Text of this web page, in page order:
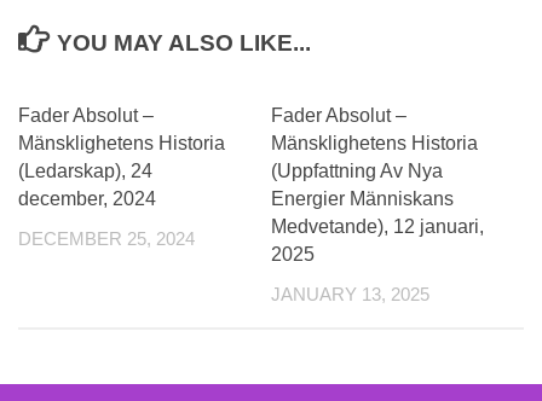
YOU MAY ALSO LIKE...
Fader Absolut –
Mänsklighetens Historia
(Ledarskap), 24
december, 2024
DECEMBER 25, 2024
Fader Absolut –
Mänsklighetens Historia
(Uppfattning Av Nya
Energier Människans
Medvetande), 12 januari,
2025
JANUARY 13, 2025